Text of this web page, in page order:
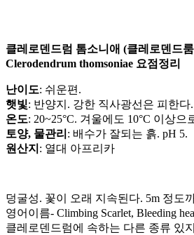
클레로덴드럼 톰소니애 (클레로덴드
Clerodendrum thomsoniae 요점정리
난이도: 쉬운편.
햇빛: 반양지. 강한 직사광선은 피한다.
온도: 20~25°C. 겨울에도 10°C 이상으
토양, 물관리 : 배수가 잘되는 흙. pH 5.
원산지 : 열대 아프리카
덩굴성. 꽃이 오래 지속된다. 5m 정도
영어이름- Climbing Scarlet, Bleeding
클레로덴드럼에 속하는 다른 종류 있